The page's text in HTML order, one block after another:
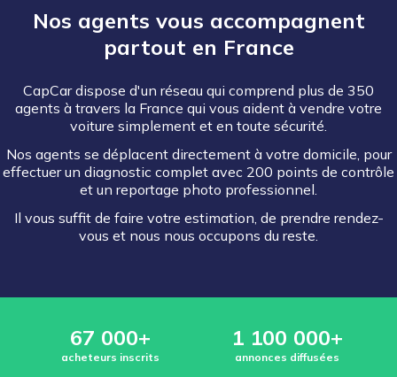
Nos agents vous accompagnent
partout en France
CapCar dispose d'un réseau qui comprend plus de 350
agents à travers la France qui vous aident à vendre votre
voiture simplement et en toute sécurité.
Nos agents se déplacent directement à votre domicile, pour
effectuer un diagnostic complet avec 200 points de contrôle
et un reportage photo professionnel.
Il vous suffit de faire votre estimation, de prendre rendez-
vous et nous nous occupons du reste.
67 000+
acheteurs inscrits
1 100 000+
annonces diffusées